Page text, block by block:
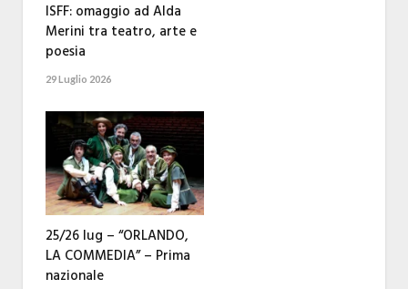
ISFF: omaggio ad Alda
Merini tra teatro, arte e
poesia
29 Luglio 2026
25/26 lug – “ORLANDO,
LA COMMEDIA” – Prima
nazionale